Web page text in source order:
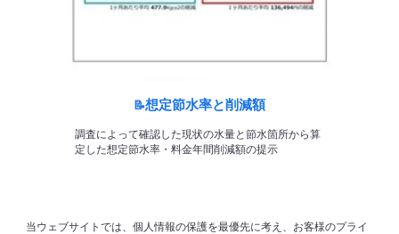
📝想定節水率と削減額
調査によって確認した現状の水量と節水箇所から算
定した想定節水率・料金年間削減額の提示
当ウェブサイトでは、個人情報の保護を最優先に考え、お客様のプライ